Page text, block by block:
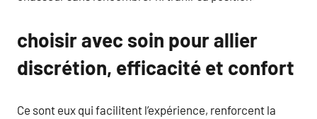
choisir avec soin pour allier
discrétion, efficacité et confort
Ce sont eux qui facilitent l’expérience, renforcent la